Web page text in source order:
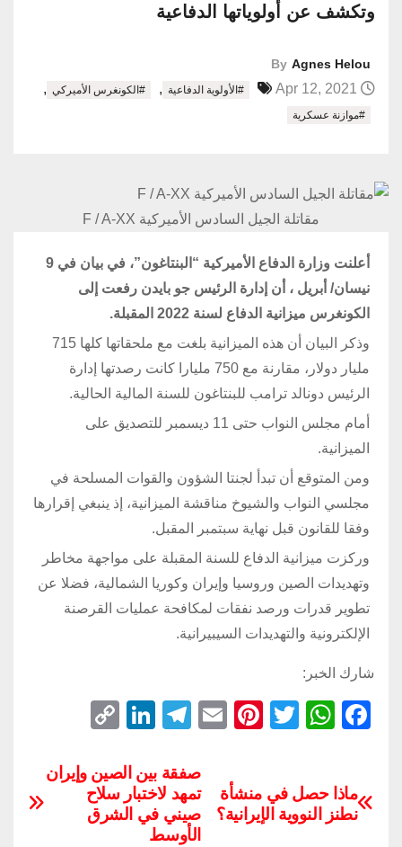
وتكشف عن أولوياتها الدفاعية
By Agnes Helou
#الأولوية الدفاعية , #الكونغرس الأميركي ,
#موازنة عسكرية
مقاتلة الجيل السادس الأميركية F / A-XX
أعلنت وزارة الدفاع الأميركية “البنتاغون”، في بيان في 9
نيسان/ أبريل ، أن إدارة الرئيس جو بايدن رفعت إلى
الكونغرس ميزانية الدفاع لسنة 2022 المقبلة.
وذكر البيان أن هذه الميزانية بلغت مع ملحقاتها كلها 715
مليار دولار، مقارنة مع 750 مليارا كانت رصدتها إدارة
الرئيس دونالد ترامب للبنتاغون للسنة المالية الحالية.
أمام مجلس النواب حتى 11 ديسمبر للتصديق على
الميزانية.
ومن المتوقع أن تبدأ لجنتا الشؤون والقوات المسلحة في
مجلسي النواب والشيوخ مناقشة الميزانية، إذ ينبغي إقرارها
وفقا للقانون قبل نهاية سبتمبر المقبل.
وركزت ميزانية الدفاع للسنة المقبلة على مواجهة مخاطر
وتهديدات الصين وروسيا وإيران وكوريا الشمالية، فضلا عن
تطوير قدرات ورصد نفقات لمكافحة عمليات القرصنة
الإلكترونية والتهديدات السيبيرانية.
شارك الخبر:
F
e
b
W
s
A
T
er
Pi
er
e
st
E
ail
T
e
gr
a
Li
k
e
dI
p
y
Li
صفقة بين الصين وإيران
تمهد لاختبار سلاح
صيني في الشرق
الأوسط
ماذا حصل في منشأة
نطنز النووية الإيرانية؟